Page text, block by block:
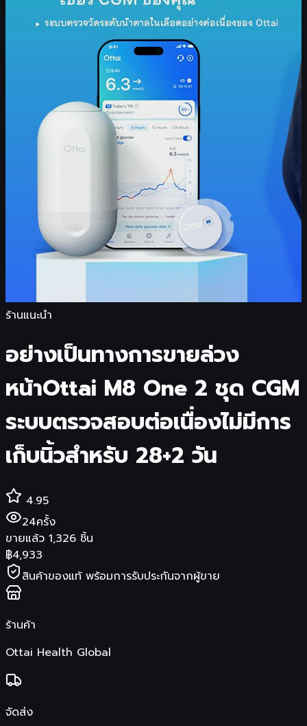
ร้านแนะนำ
อย่างเป็นทางการขายล่วง
หน้าOttai M8 One 2 ชุด CGM
ระบบตรวจสอบต่อเนื่องไม่มีการ
เก็บนิ้วสําหรับ 28+2 วัน
4.95
24ครั้ง
ขายแล้ว 1,326 ชิ้น
฿4,933
สินค้าของแท้ พร้อมการรับประกันจากผู้ขาย
ร้านค้า
Ottai Health Global
จัดส่ง